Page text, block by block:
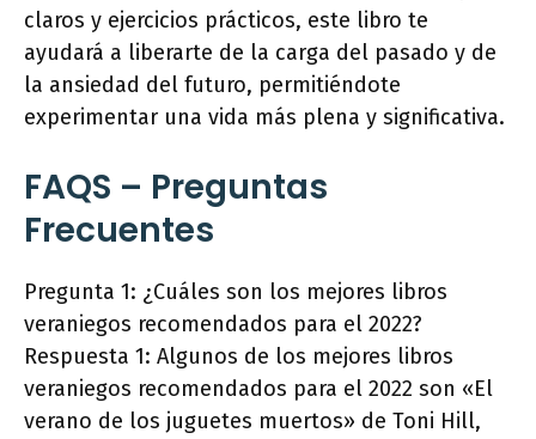
claros y ejercicios prácticos, este libro te
ayudará a liberarte de la carga del pasado y de
la ansiedad del futuro, permitiéndote
experimentar una vida más plena y significativa.
FAQS – Preguntas
Frecuentes
Pregunta 1: ¿Cuáles son los mejores libros
veraniegos recomendados para el 2022?
Respuesta 1: Algunos de los mejores libros
veraniegos recomendados para el 2022 son «El
verano de los juguetes muertos» de Toni Hill,